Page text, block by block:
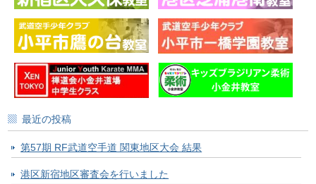
最近の投稿
第57期 RF武道空手道 関東地区大会 結果
港区新宿地区審査会を行いました